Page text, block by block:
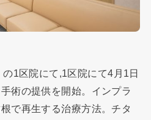
1区院にて,1区院にて4月1日
術の提供を開始。インプラ
で再生する治療方法。チタ